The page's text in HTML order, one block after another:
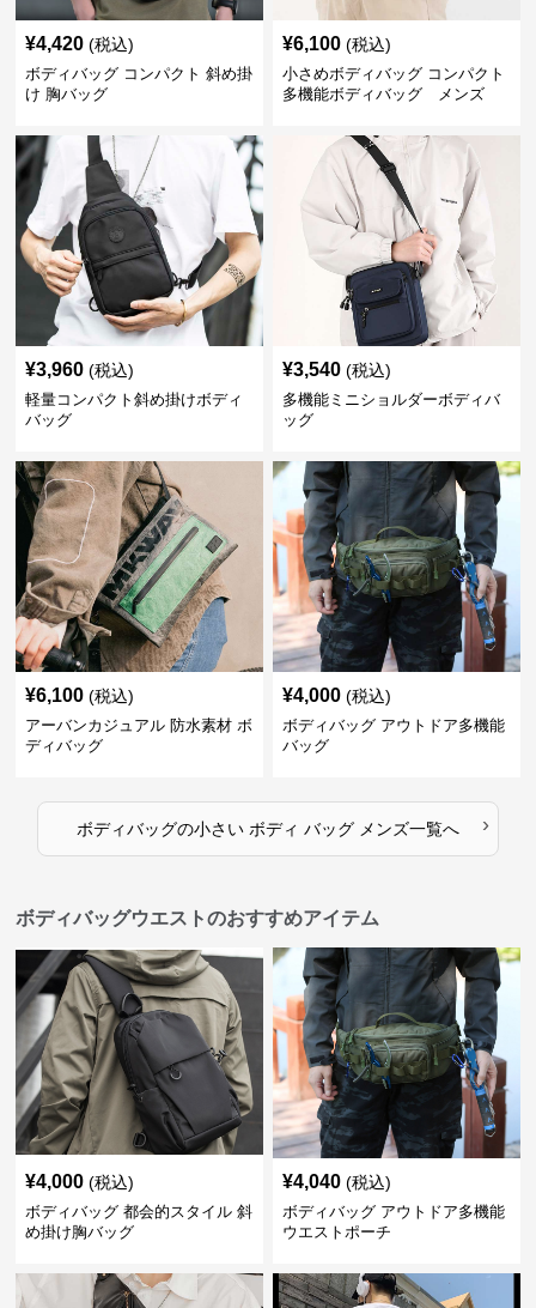
¥4,420 (税込)
ボディバッグ コンパクト 斜め掛
け 胸バッグ
¥6,100 (税込)
小さめボディバッグ コンパクト
多機能ボディバッグ メンズ
¥3,960 (税込)
軽量コンパクト斜め掛けボディ
バッグ
¥3,540 (税込)
多機能ミニショルダーボディバ
ッグ
¥6,100 (税込)
アーバンカジュアル 防水素材 ボ
ディバッグ
¥4,000 (税込)
ボディバッグ アウトドア多機能
バッグ
ボディバッグの小さい ボディ バッグ メンズ一覧へ ›
ボディバッグウエストのおすすめアイテム
¥4,000 (税込)
ボディバッグ 都会的スタイル 斜
め掛け胸バッグ
¥4,040 (税込)
ボディバッグ アウトドア多機能
ウエストポーチ